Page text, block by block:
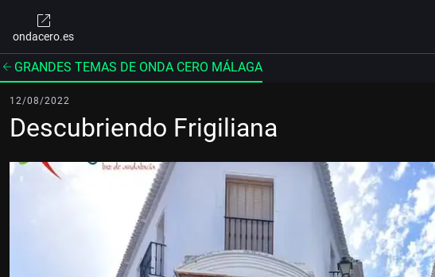
ondacero.es
GRANDES TEMAS DE ONDA CERO MÁLAGA
12/08/2022
Descubriendo Frigiliana